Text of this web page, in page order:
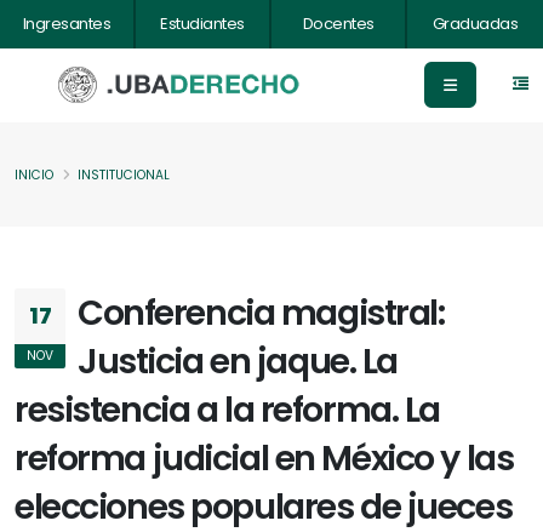
Ingresantes Estudiantes Docentes Graduadas
INICIO INSTITUCIONAL
17
NOV
Conferencia magistral:
Justicia en jaque. La
resistencia a la reforma. La
reforma judicial en México y las
elecciones populares de jueces